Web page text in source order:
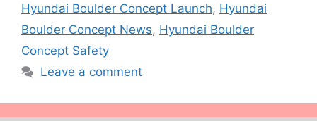
Hyundai Boulder Concept Launch, Hyundai
Boulder Concept News, Hyundai Boulder
Concept Safety
Leave a comment